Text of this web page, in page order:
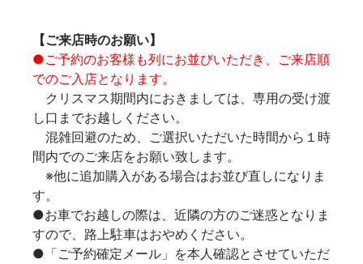
【ご来店時のお願い】
●ご予約のお客様も列にお並びいただき、ご来店順
でのご入店となります。
クリスマス期間内におきましては、専用の受け渡
し口までお越しください。
混雑回避のため、ご選択いただいた時間から１時
間内でのご来店をお願い致します。
※他に追加購入がある場合はお並び直しになりま
す。
●お車でお越しの際は、近隣の方のご迷惑となりま
すので、路上駐車はおやめください。
●「ご予約確定メール」を本人確認とさせていただ